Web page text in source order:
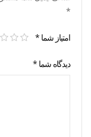
*
امتیاز شما *
دیدگاه شما *